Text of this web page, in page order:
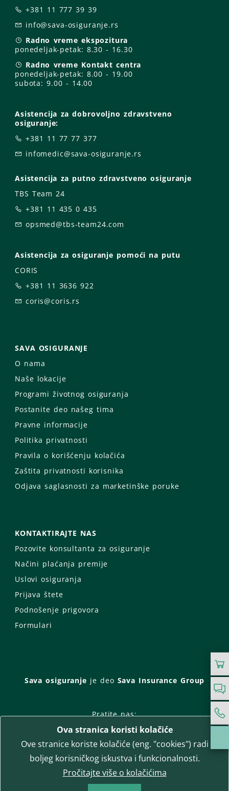
+381 11 777 39 39
info@sava-osiguranje.rs
Radno vreme ekspozitura
ponedeljak-petak: 8.30 - 16.30
Radno vreme Kontakt centra
ponedeljak-petak: 8.00 - 19.00
subota: 9.00 - 14.00
Asistencija za dobrovoljno zdravstveno
osiguranje:
+381 11 77 77 377
infomedic@sava-osiguranje.rs
Asistencija za putno zdravstveno osiguranje
TBS Team 24
+381 11 435 0 435
opsmed@tbs-team24.com
Asistencija za osiguranje pomoći na putu
CORIS
+381 11 3636 922
coris@coris.rs
SAVA OSIGURANJE
O nama
Naše lokacije
Programi životnog osiguranja
Postanite deo našeg tima
Pravne informacije
Politika privatnosti
Pravila o korišćenju kolačića
Zaštita privatnosti korisnika
Odjava saglasnosti za marketinške poruke
KONTAKTIRAJTE NAS
Pozovite konsultanta za osiguranje
Načini plaćanja premije
Uslovi osiguranja
Prijava štete
Podnošenje prigovora
Formulari
Sava osiguranje je deo Sava Insurance Group
Pratite nas:
Facebook
Instagram
LinkedIn
Twitter
YouTube
WhatsApp
T-media d.o.o. | napredne komunikacije
Ova stranica koristi kolačiće
Ove stranice koriste kolačiće (eng. "cookies") radi
boljeg korisničkog iskustva i funkcionalnosti.
Pročitajte više o kolačićima